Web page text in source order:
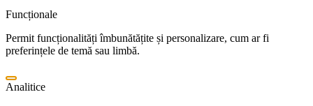
Funcționale
Permit funcționalități îmbunătățite și personalizare, cum ar fi
preferințele de temă sau limbă.
Analitice